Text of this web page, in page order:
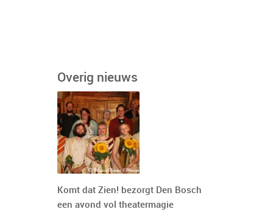
Overig nieuws
Komt dat Zien! bezorgt Den Bosch
een avond vol theatermagie